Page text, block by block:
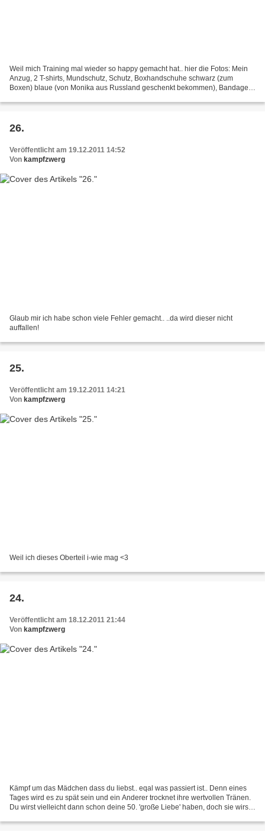
Weil mich Training mal wieder so happy gemacht hat.. hier die Fotos: Mein
Anzug, 2 T-shirts, Mundschutz, Schutz, Boxhandschuhe schwarz (zum
Boxen) blaue (von Monika aus Russland geschenkt bekommen), Bandagen
26.
Veröffentlicht am 19.12.2011 14:52
Von kampfzwerg
Glaub mir ich habe schon viele Fehler gemacht.. ..da wird dieser nicht
auffallen!
25.
Veröffentlicht am 19.12.2011 14:21
Von kampfzwerg
Weil ich dieses Oberteil i-wie mag <3
24.
Veröffentlicht am 18.12.2011 21:44
Von kampfzwerg
Kämpf um das Mädchen dass du liebst.. eqal was passiert ist.. Denn eines
Tages wird es zu spät sein und ein Anderer trocknet ihre wertvollen Tränen.
Du wirst vielleicht dann schon deine 50. 'große Liebe' haben, doch sie wirst